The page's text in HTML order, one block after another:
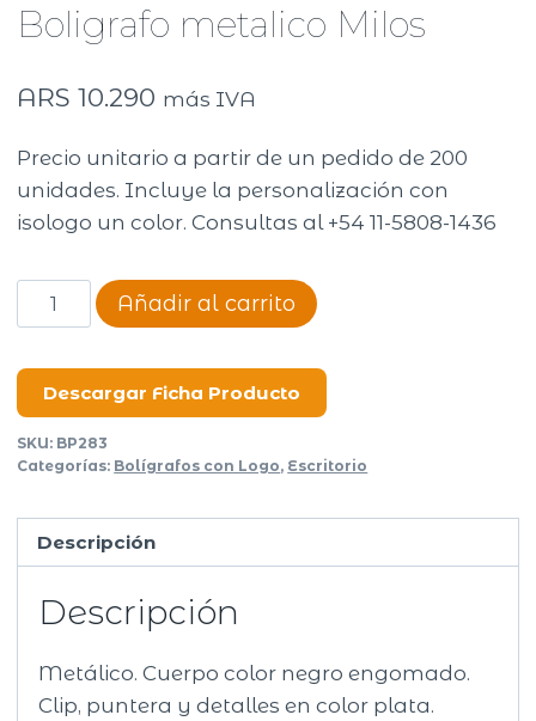
Boligrafo metalico Milos
ARS 10.290 más IVA
Precio unitario a partir de un pedido de 200
unidades. Incluye la personalización con
isologo un color. Consultas al +54 11-5808-1436
Boligrafo
metalico
cantidad
Añadir al carrito
Descargar Ficha Producto
SKU: BP283
Categorías: Bolígrafos con Logo, Escritorio
Descripción
Descripción
Metálico. Cuerpo color negro engomado.
Clip, puntera y detalles en color plata.